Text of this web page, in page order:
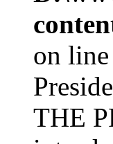
on line
THE